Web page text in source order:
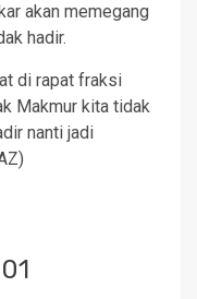
akan memegang
hadir.
di rapat fraksi
Makmur kita tidak
nanti jadi